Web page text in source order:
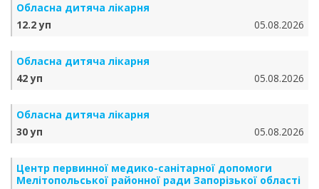
Обласна дитяча лікарня
12.2 уп
05.08.2026
Обласна дитяча лікарня
42 уп
05.08.2026
Обласна дитяча лікарня
30 уп
05.08.2026
Центр первинної медико-санітарної допомоги
Мелітопольської районної ради Запорізької області